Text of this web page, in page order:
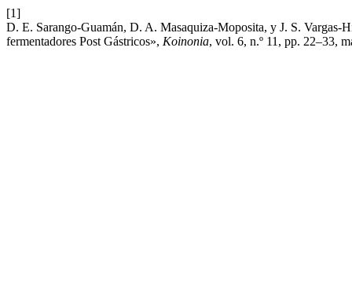
[1]
D. E. Sarango-Guamán, D. A. Masaquiza-Moposita, y J. S.
fermentadores Post Gástricos», Koinonia, vol. 6, n.º 11, pp. 22–33,